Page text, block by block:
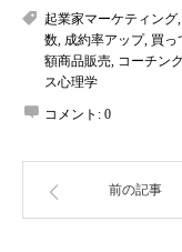
起業家マーケティング,
数, 成約率アップ, 買っ
額商品販売, コーチン
ス心理学
コメント: 0
前の記事